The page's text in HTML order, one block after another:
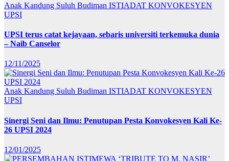
Anak Kandung Suluh Budiman ISTIADAT KONVOKESYEN
UPSI
UPSI terus catat kejayaan, sebaris universiti terkemuka dunia
– Naib Canselor
12/11/2025
Anak Kandung Suluh Budiman ISTIADAT KONVOKESYEN
UPSI
Sinergi Seni dan Ilmu: Penutupan Pesta Konvokesyen Kali Ke-
26 UPSI 2024
12/01/2025